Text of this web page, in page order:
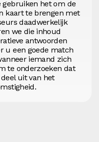
gebruiken het om de
kaart te brengen met
daadwerkelijk
we die inhoud
antwoorden
u een goede match
iemand zich
te onderzoeken dat
uit van het